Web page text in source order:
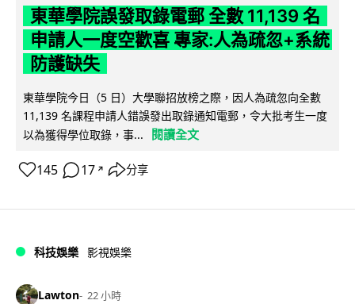
東華學院誤發取錄電郵 全數 11,139 名
申請人一度空歡喜 專家:人為疏忽+系統
防護缺失
東華學院今日（5 日）大學聯招放榜之際，因人為疏忽向全數
11,139 名課程申請人錯誤發出取錄通知電郵，令大批考生一度
以為獲得學位取錄，事...
閱讀全文
145 17 ↗ 分享
科技娛樂 影視娛樂
Lawton 22 小時